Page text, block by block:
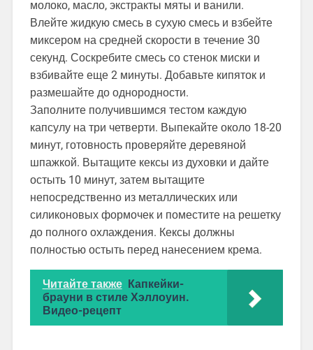
молоко, масло, экстракты мяты и ванили.
Влейте жидкую смесь в сухую смесь и взбейте
миксером на средней скорости в течение 30
секунд. Соскребите смесь со стенок миски и
взбивайте еще 2 минуты. Добавьте кипяток и
размешайте до однородности.
Заполните получившимся тестом каждую
капсулу на три четверти. Выпекайте около 18-20
минут, готовность проверяйте деревяной
шпажкой. Вытащите кексы из духовки и дайте
остыть 10 минут, затем вытащите
непосредственно из металлических или
силиконовых формочек и поместите на решетку
до полного охлаждения. Кексы должны
полностью остыть перед нанесением крема.
Читайте также Капкейки-
брауни в стиле Хэллоуин.
Видео-рецепт